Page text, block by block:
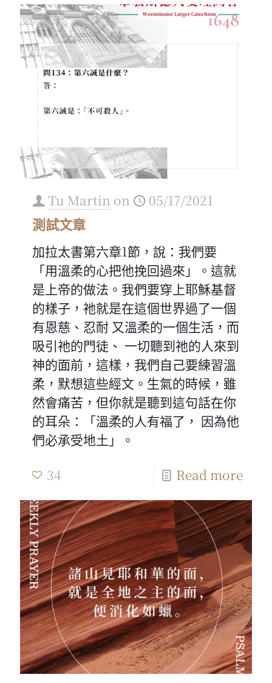
Tu Martin on 05/17/2021
測試文章
加拉太書第六章1節，說：我們要
「用溫柔的心把他挽回過來」。這就
是上帝的做法。我們要穿上耶穌基督
的樣子，祂就是在這個世界過了一個
有恩慈、忍耐 又溫柔的一個生活，而
吸引祂的門徒、 一切聽到祂的人來到
神的面前，這樣，我們自己要練習溫
柔，默想這些經文。生氣的時候，雖
然會痛苦，但你就是聽到這句話在你
的耳朵：「溫柔的人有福了， 因為他
們必承受地土」。
34
Read more